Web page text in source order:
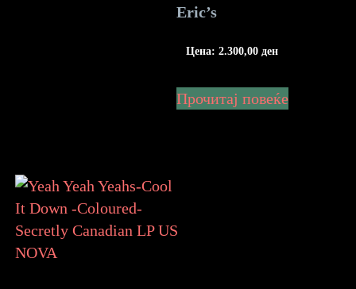
Eric’s
Цена: 2.300,00 ден
Прочитај повеќе